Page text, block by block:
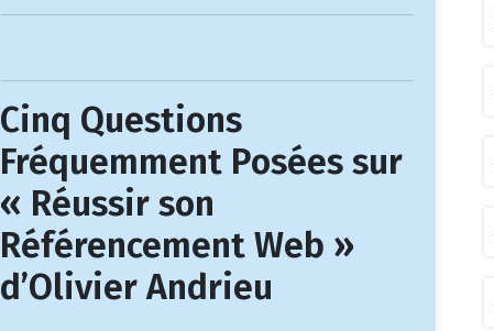
Cinq Questions
Fréquemment Posées sur
« Réussir son
Référencement Web »
d’Olivier Andrieu